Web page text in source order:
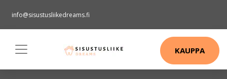
info@sisustusliikedreams.fi
KAUPPA